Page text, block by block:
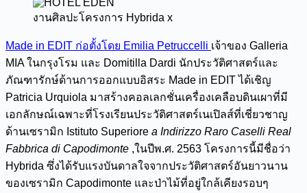
งานศิลปะโครงการ Hybrida x
Made in EDIT ก่อตั้งโดย Emilia Petruccelli เจ้าของ Galleria
MIA ในกรุงโรม และ Domitilla Dardi นักประวัติศาสตร์และ
ภัณฑารักษ์ด้านการออกแบบอิสระ Made in EDIT ได้เชิญ
Patricia Urquiola มาสร้างคอลเลกชั่นเครื่องเคลือบดินเผาที่มี
เอกลักษณ์เฉพาะที่โรงเรียนประวัติศาสตร์เนเปิลส์ที่เชี่ยวชาญ
ด้านเซรามิก Istituto Superiore a Indirizzo Raro Caselli Real
Fabbrica di Capodimonte ,ในปีพ.ศ. 2563 โครงการนี้มีชื่อว่า
Hybrida ซึ่งได้รับแรงบันดาลใจจากประวัติศาสตร์อันยาวนาน
ของเซรามิก Capodimonte และป่าไม้ที่อยู่ใกล้เคียงรอบๆ